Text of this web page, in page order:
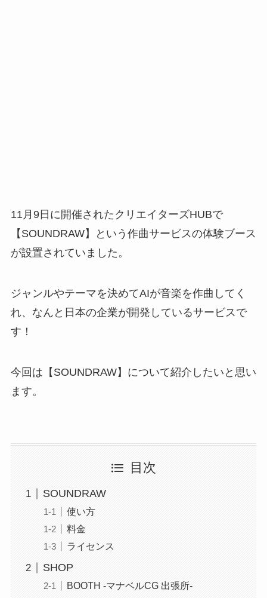
11月9日に開催されたクリエイターズHUBで
【SOUNDRAW】という作曲サービスの体験ブース
が設置されていました。
ジャンルやテーマを決めてAIが音楽を作曲してく
れ、なんと日本の企業が開発しているサービスで
す！
今回は【SOUNDRAW】について紹介したいと思い
ます。
目次
SOUNDRAW
使い方
料金
ライセンス
SHOP
BOOTH -マナベルCG 出張所-